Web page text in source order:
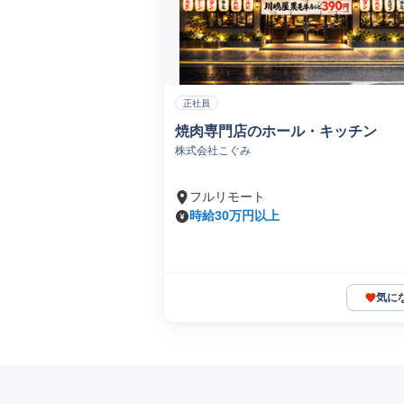
正社員
焼肉専門店のホール・キッチン
株式会社こぐみ
フルリモート
時給30万円以上
気に